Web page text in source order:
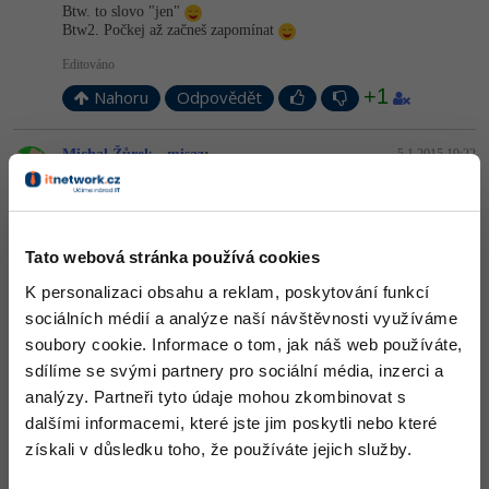
Tato webová stránka používá cookies
K personalizaci obsahu a reklam, poskytování funkcí
sociálních médií a analýze naší návštěvnosti využíváme
soubory cookie. Informace o tom, jak náš web používáte,
sdílíme se svými partnery pro sociální média, inzerci a
analýzy. Partneři tyto údaje mohou zkombinovat s
dalšími informacemi, které jste jim poskytli nebo které
získali v důsledku toho, že používáte jejich služby.
Btw. to slovo "jen"
Btw2. Počkej až začneš zapomínat
Editováno
Nahoru Odpovědět +1
Michal Žůrek - misaz: 5.1.2015 19:22
dejte do hesla český znak a máte vyhráno, polovina si vyláme zuby
Odpovědět
Odpovídá na Neaktivní uživatel
Adam Ježek: 5.1.2015 19:27
Dvoufázový mam taky
Jen mě štve mrkvosoft, s jeho limitem
16 znaků na heslo. To jako před pár lety někdo omylem spustil
příkaz
CREATE TABLE [dbo].[Users]